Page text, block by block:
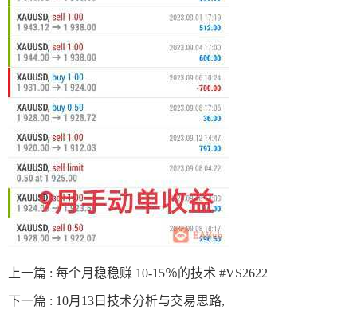
上一篇 : 每个月稳稳赚 10-15％的技术 #VS2622
下一篇 : 10月13日技术分析与交易思路,